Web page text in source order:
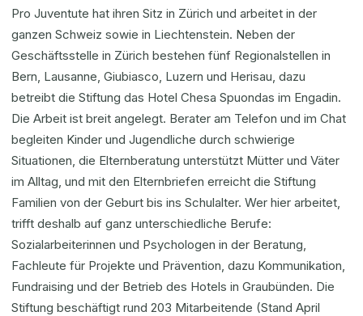
Pro Juventute hat ihren Sitz in Zürich und arbeitet in der
ganzen Schweiz sowie in Liechtenstein. Neben der
Geschäftsstelle in Zürich bestehen fünf Regionalstellen in
Bern, Lausanne, Giubiasco, Luzern und Herisau, dazu
betreibt die Stiftung das Hotel Chesa Spuondas im Engadin.
Die Arbeit ist breit angelegt. Berater am Telefon und im Chat
begleiten Kinder und Jugendliche durch schwierige
Situationen, die Elternberatung unterstützt Mütter und Väter
im Alltag, und mit den Elternbriefen erreicht die Stiftung
Familien von der Geburt bis ins Schulalter. Wer hier arbeitet,
trifft deshalb auf ganz unterschiedliche Berufe:
Sozialarbeiterinnen und Psychologen in der Beratung,
Fachleute für Projekte und Prävention, dazu Kommunikation,
Fundraising und der Betrieb des Hotels in Graubünden. Die
Stiftung beschäftigt rund 203 Mitarbeitende (Stand April